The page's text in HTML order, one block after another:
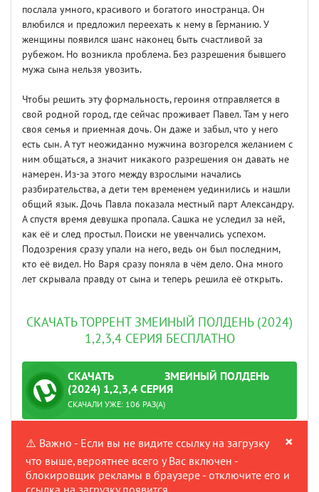
послала умного, красивого и богатого иностранца. Он
влюбился и предложил переехать к нему в Германию. У
женщины появился шанс наконец быть счастливой за
рубежом. Но возникла проблема. Без разрешения бывшего
мужа сына нельзя увозить.
Чтобы решить эту формальность, героиня отправляется в
свой родной город, где сейчас проживает Павел. Там у него
своя семья и приемная дочь. Он даже и забыл, что у него
есть сын. А тут неожиданно мужчина возгорелся желанием с
ним общаться, а значит никакого разрешения он давать не
намерен. Из-за этого между взрослыми начались
разбирательства, а дети тем временем уединились и нашли
общий язык. Дочь Павла показала местный парт Александру.
А спустя время девушка пропала. Сашка не уследил за ней,
как её и след простыл. Поиски не увенчались успехом.
Подозрения сразу упали на него, ведь он был последним,
кто её видел. Но Варя сразу поняла в чём дело. Она много
лет скрывала правду от сына и теперь решила её открыть.
СКАЧАТЬ ТОРРЕНТ ЗМЕИНЫЙ ПОЛДЕНЬ (2024)
1,2,3,4 СЕРИЯ БЕСПЛАТНО
СКАЧАТЬ
ТОРРЕНТ
ЗМЕИНЫЙ ПОЛДЕНЬ
(2024) 1,2,3,4 СЕРИЯ
ПРОВЕРЕНО СКАЧАЛИ УЖЕ: 106 РАЗ(А)
×
⚠️ Важно - Если вы не видите ссылку на загрузку
что выше, вероятнее всего у Вас включен -
блокировщик рекламы в браузере - отключите его и